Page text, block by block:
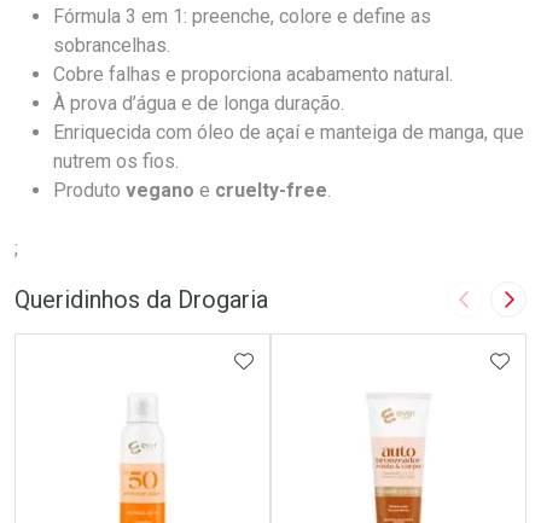
Fórmula 3 em 1: preenche, colore e define as
sobrancelhas.
Cobre falhas e proporciona acabamento natural.
À prova d’água e de longa duração.
Enriquecida com óleo de açaí e manteiga de manga, que
nutrem os fios.
Produto vegano e cruelty-free.
;
Queridinhos da Drogaria Imagem
ADICIONAR AOS FAVORITOS